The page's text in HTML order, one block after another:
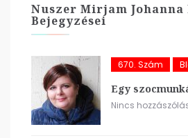
Nuszer Mirjam Johanna
Bejegyzései
670. Szám
Egy
Nincs